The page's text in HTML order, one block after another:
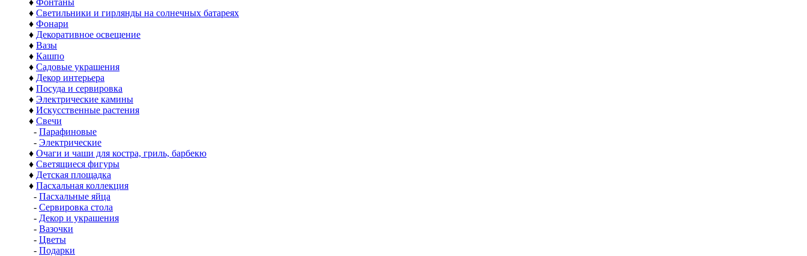
♦ Фонтаны
♦ Светильники и гирлянды на солнечных батареях
♦ Фонари
♦ Декоративное освещение
♦ Вазы
♦ Кашпо
♦ Садовые украшения
♦ Декор интерьера
♦ Посуда и сервировка
♦ Электрические камины
♦ Искусственные растения
♦ Свечи
- Парафиновые
- Электрические
♦ Очаги и чаши для костра, гриль, барбекю
♦ Светящиеся фигуры
♦ Детская площадка
♦ Пасхальная коллекция
- Пасхальные яйца
- Сервировка стола
- Декор и украшения
- Вазочки
- Цветы
- Подарки